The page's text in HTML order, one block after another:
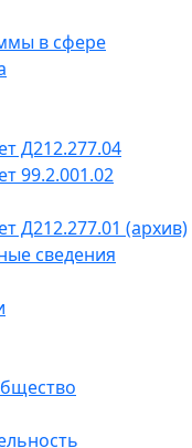
в сфере
Д212.277.04
99.2.001.02
Д212.277.01 (архив)
сведения